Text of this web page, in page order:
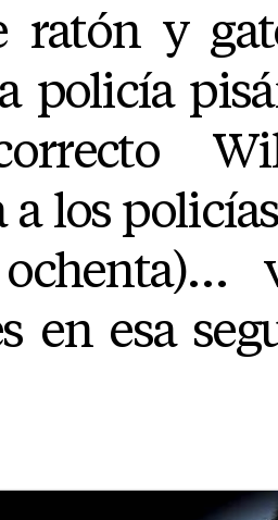
ratón y
policía
los
en esa